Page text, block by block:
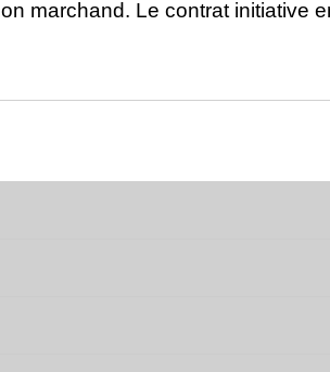
marchand. Le contrat initiative